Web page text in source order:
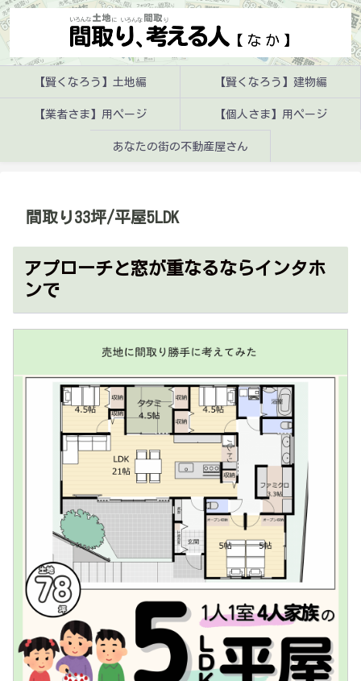
【賢くなろう】土地編 【賢くなろう】建物編
【業者さま】用ページ 【個人さま】用ページ
あなたの街の不動産屋さん
間取り33坪/平屋5LDK
アプローチと窓が重なるならインタホ
ンで